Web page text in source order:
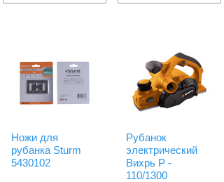
Ножи для
рубанка Sturm
5430102
Рубанок
электрический
Вихрь Р -
110/1300